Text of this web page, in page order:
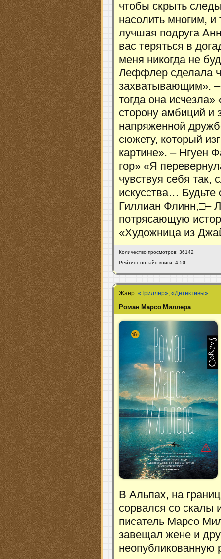
чтобы скрыть
насолить многим,
лучшая подруга
вас теряться в
меня никогда не
Леффлер сделала
захватывающим».
тогда она
сторону амбиций и
напряженной
сюжету, который
картине». – Нгуен
гор» «Я
чувствуя себя
искусства…
Гиллиан Флинн,□–
потрясающую
«Художница из
Количество просмотров: 36142
Рейтинг онлайн книги: 4.50
Жанр:«Триллер»,«Детективы»
Роман Марсо Миллера
В Альпах, на
сорвался со скалы
писатель Марсо
завещал жене и
неопубликованную